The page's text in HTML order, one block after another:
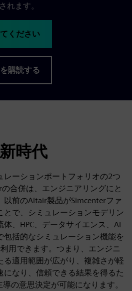
れます。
ください
購読する
時代
レーションポートフォリオの2つ
合併は、エンジニアリングにと
以前のAltair製品がSimcenterファ
とで、シミュレーションモデリン
、HPC、データサイエンス、AI
包括的なシミュレーション機能を
用できます。つまり、エンジニ
る適用範囲が広がり、複雑さが軽
なり、信頼できる結果を得るた
の意思決定が可能になります。